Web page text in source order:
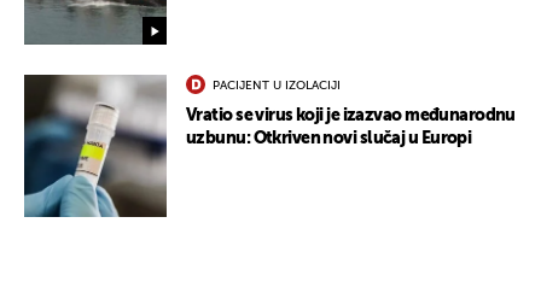
PACIJENT U IZOLACIJI
Vratio se virus koji je izazvao međunarodnu
uzbunu: Otkriven novi slučaj u Europi